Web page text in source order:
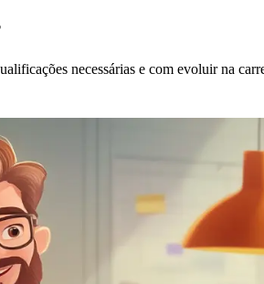
necessárias e com evoluir na